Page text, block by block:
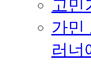
고민
가민
러너